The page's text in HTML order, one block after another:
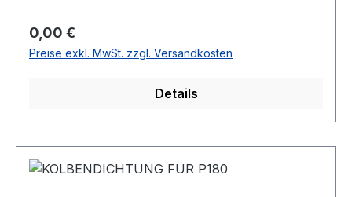
Regulärer Preis:
0,00 €
Preise exkl. MwSt. zzgl. Versandkosten
Details